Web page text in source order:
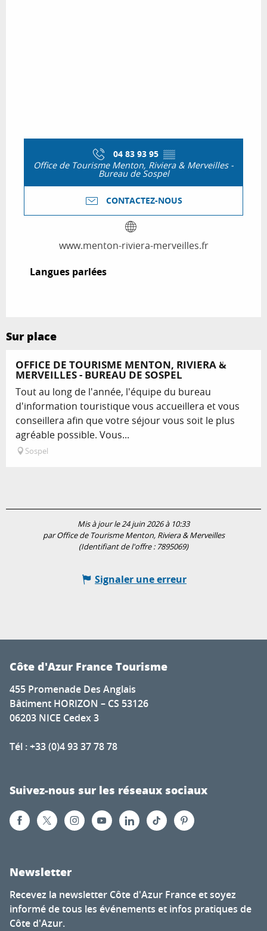
04 83 93 95 ▒▒
Office de Tourisme Menton, Riviera & Merveilles -
Bureau de Sospel
CONTACTEZ-NOUS
www.menton-riviera-merveilles.fr
Langues parlées
Langues parlées
Sur place
OFFICE DE TOURISME MENTON, RIVIERA &
MERVEILLES - BUREAU DE SOSPEL
Tout au long de l'année, l'équipe du bureau
d'information touristique vous accueillera et vous
conseillera afin que votre séjour vous soit le plus
agréable possible. Vous...
Sospel
Réservable
Mis à jour le 24 juin 2026 à 10:33
par Office de Tourisme Menton, Riviera & Merveilles
(Identifiant de l'offre : 7895069)
Signaler une erreur
Côte d'Azur France Tourisme
455 Promenade Des Anglais
Bâtiment HORIZON – CS 53126
06203 NICE Cedex 3
Tél : +33 (0)4 93 37 78 78
Suivez-nous sur les réseaux sociaux
Newsletter
Recevez la newsletter Côte d'Azur France et soyez
informé de tous les événements et infos pratiques de
Côte d'Azur.